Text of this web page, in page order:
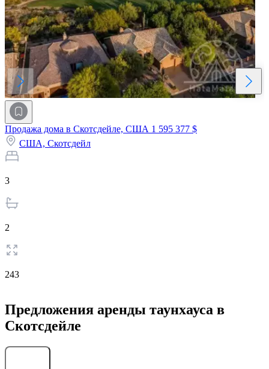
Продажа дома в Скотсдейле, США 1 595 377 $
США, Скотсдейл
3
2
243
Предложения аренды таунхауса в
Скотсдейле